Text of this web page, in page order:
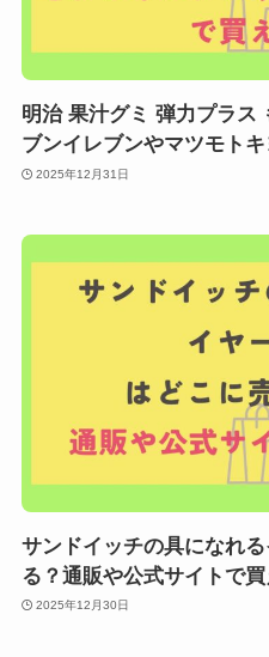
明治 果汁グミ 弾力プラス
ブンイレブンやマツモト
2025年12月31日
サンドイッチの具になれ
る？通販や公式サイトで買
2025年12月30日